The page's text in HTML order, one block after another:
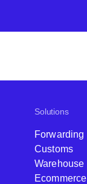
Solutions
Forwarding
Customs
Warehouse
Ecommerce